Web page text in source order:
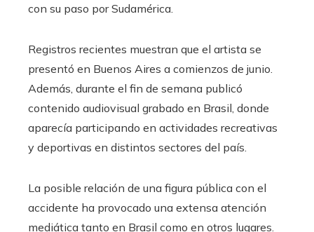
con su paso por Sudamérica.
Registros recientes muestran que el artista se
presentó en Buenos Aires a comienzos de junio.
Además, durante el fin de semana publicó
contenido audiovisual grabado en Brasil, donde
aparecía participando en actividades recreativas
y deportivas en distintos sectores del país.
La posible relación de una figura pública con el
accidente ha provocado una extensa atención
mediática tanto en Brasil como en otros lugares.